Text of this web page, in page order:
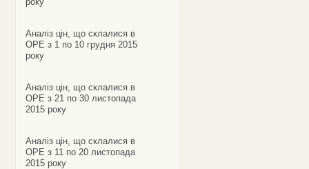
Аналіз цін, що склалися в
ОРЕ з 1 по 10 грудня 2015
року
Аналіз цін, що склалися в
ОРЕ з 21 по 30 листопада
2015 року
Аналіз цін, що склалися в
ОРЕ з 11 по 20 листопада
2015 року